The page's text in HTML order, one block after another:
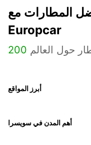
المطارات مع
Europcar
200
أبرز المواقع
أهم المدن في سويسرا